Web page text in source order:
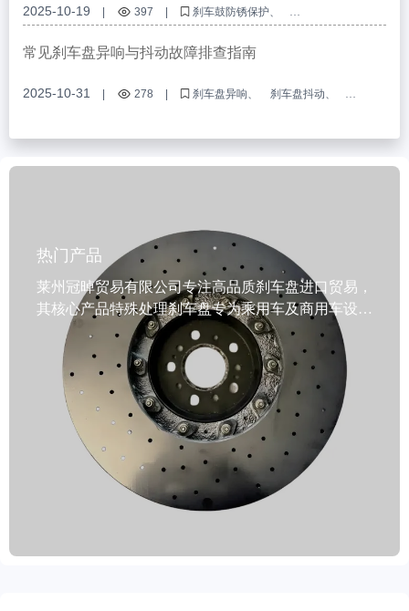
2025-10-19 397
刹车鼓防锈保护
制动鼓防腐技术
商用车制动系统保护
汽车零部件防锈涂料
制动鼓表面处理工艺
常见刹车盘异响与抖动故障排查指南
2025-10-31 278 刹车盘异响
刹车盘抖动
热门产品
莱州冠晫贸易有限公司专注高品质刹车盘进口贸易，
其核心产品特殊处理刹车盘专为乘用车及商用车设
计，采用高强度灰铸铁材料（如GG20、G3000），
经先进热处理工艺提升耐磨性与制动稳定性，确保在
重载工况下依然可靠运行。产品通过VCA COP审核
与EMARK认证，符合IATF TS16949国际质量标准，
具备动态平衡检测、精准定位孔及多重防锈处理（油
封/涂装），有效延长使用寿命并降低维护成本。机
械加工采用精密车削与磨削工艺，保证尺寸一致性与
表面光洁度，适配多种车型需求。支持定制品牌标签
与包装方案，满足全球B2B客户多样化采购要求。交